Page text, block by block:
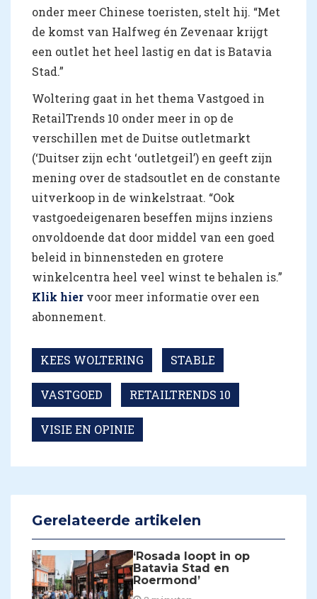
onder meer Chinese toeristen, stelt hij. “Met
de komst van Halfweg én Zevenaar krijgt
een outlet het heel lastig en dat is Batavia
Stad.”
Woltering gaat in het thema Vastgoed in
RetailTrends 10 onder meer in op de
verschillen met de Duitse outletmarkt
(‘Duitser zijn echt ‘outletgeil’) en geeft zijn
mening over de stadsoutlet en de constante
uitverkoop in de winkelstraat. “Ook
vastgoedeigenaren beseffen mijns inziens
onvoldoende dat door middel van een goed
beleid in binnensteden en grotere
winkelcentra heel veel winst te behalen is.”
Klik hier voor meer informatie over een
abonnement.
KEES WOLTERING STABLE
VASTGOED RETAILTRENDS 10
VISIE EN OPINIE
Gerelateerde artikelen
​‘Rosada loopt in op
Batavia Stad en
Roermond’